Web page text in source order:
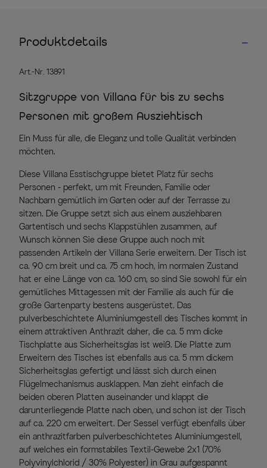
Produktdetails
Art.-Nr. 13891
Sitzgruppe von Villana für bis zu sechs
Personen mit großem Ausziehtisch
Ein Muss für alle, die Eleganz und tolle Qualität verbinden
möchten.
Diese Villana Esstischgruppe bietet Platz für sechs
Personen - perfekt, um mit Freunden, Familie oder
Nachbarn gemütlich im Garten oder auf der Terrasse zu
sitzen. Die Gruppe setzt sich aus einem ausziehbaren
Gartentisch und sechs Klappstühlen zusammen, auf
Wunsch können Sie diese Gruppe auch noch mit
passenden Artikeln der Villana Serie erweitern. Der Tisch ist
ca. 90 cm breit und ca. 75 cm hoch, im normalen Zustand
hat er eine Länge von ca. 160 cm, so sind Sie sowohl für ein
gemütliches Mittagessen mit der Familie als auch für die
große Gartenparty bestens ausgerüstet. Das
pulverbeschichtete Aluminiumgestell des Tisches kommt in
einem attraktiven Anthrazit daher, die ca. 5 mm dicke
Tischplatte aus Sicherheitsglas ist weiß. Die Platte zum
Erweitern des Tisches ist ebenfalls aus ca. 5 mm dickem
Sicherheitsglas gefertigt und lässt sich durch einen
Flügelmechanismus ausklappen. Man zieht einfach die
beiden oberen Platten auseinander und klappt die
darunterliegende Platte nach oben, und schon ist der Tisch
auf ca. 220 cm erweitert. Der Sessel verfügt ebenfalls über
ein anthrazitfarben pulverbeschichtetes Aluminiumgestell,
auf welches ein formstabiles Textil-Gewebe 2x1 (70%
Polyvinylchlorid / 30% Polyester) in Grau aufgespannt